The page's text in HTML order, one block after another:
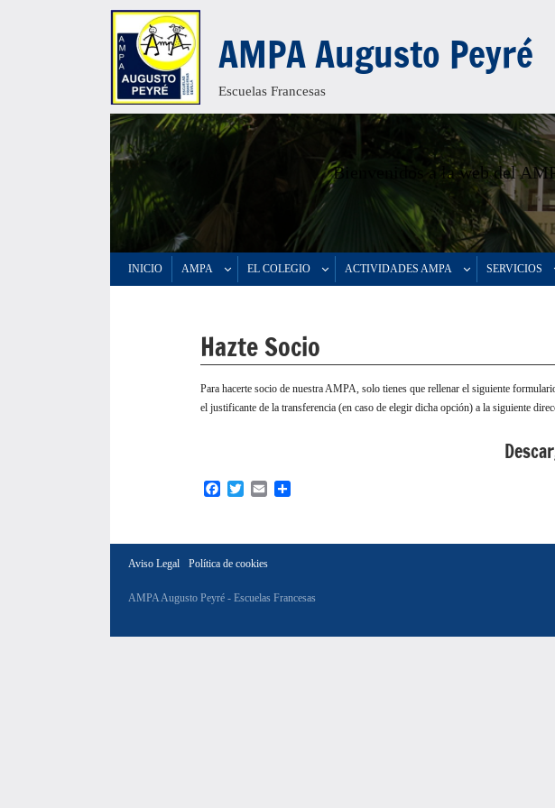
Saltar
al
contenido
AMPA Augusto Peyré
Escuelas Francesas
Bienvenidos a la web del
INICIO AMPA EL COLEGIO ACTIVIDADES AMPA SERVICIOS
Hazte Socio
Para hacerte socio de nuestra AMPA, solo tienes que rellenar el siguiente
el justificante de la transferencia (en caso de elegir dicha opción) a la siguiente
FacebookTwitterEmail
Aviso Legal Política de cookies
AMPA Augusto Peyré - Escuelas Francesas